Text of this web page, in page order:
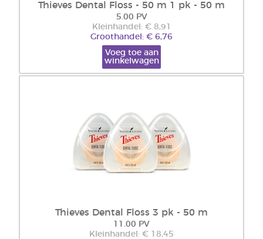
Thieves Dental Floss - 50 m 1 pk - 50 m
5.00 PV
Kleinhandel: € 8,91
Groothandel: € 6,76
Voeg toe aan
winkelwagen
Thieves Dental Floss 3 pk - 50 m
11.00 PV
Kleinhandel: € 18,45